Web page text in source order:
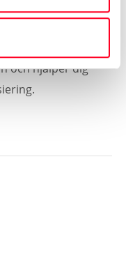
och hjälper dig